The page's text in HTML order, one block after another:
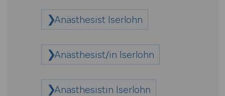
Anästhesist Iserlohn
Anästhesist/in Iserlohn
Anästhesistin Iserlohn